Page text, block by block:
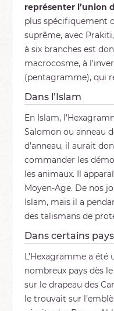
représenter l’union
plus spécifiquement
suprême, avec
à six branches est
macrocosme, à
(pentagramme), qui
Dans l’Islam
En Islam,
Salomon ou anneau
d’anneau, il aurait
commander les
les animaux. Il
Moyen-Age. De nos
Islam, mais il a
des talismans de
Dans certains pays
L’Hexagramme a été
nombreux pays dès
sur le drapeau des
le trouvait sur